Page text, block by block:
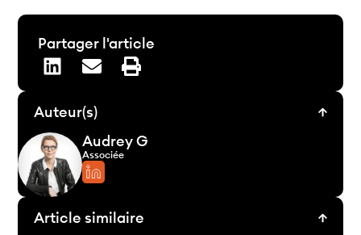
Partager l'article
Auteur(s)
Audrey G
Associée
Article similaire